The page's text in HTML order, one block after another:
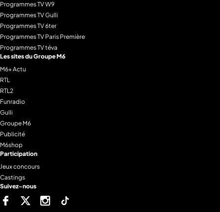
Programmes TV W9
Programmes TV Gulli
Programmes TV 6ter
Programmes TV Paris Première
Programmes TV téva
Les sites du Groupe M6
M6+ Actu
RTL
RTL2
Funradio
Gulli
Groupe M6
Publicité
M6shop
Participation
Jeux concours
Castings
Suivez-nous
FacebookTwitter Instagram